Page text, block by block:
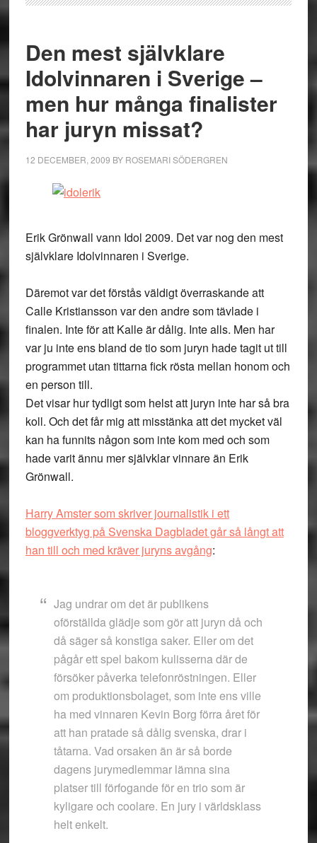
Den mest självklare
Idolvinnaren i Sverige –
men hur många finalister
har juryn missat?
12 DECEMBER, 2009 BY ROSEMARI SÖDERGREN
Erik Grönwall vann Idol 2009. Det var nog den mest
självklare Idolvinnaren i Sverige.
Däremot var det förstås väldigt överraskande att
Calle Kristiansson var den andre som tävlade i
finalen. Inte för att Kalle är dålig. Inte alls. Men har
var ju inte ens bland de tio som juryn hade tagit ut till
programmet utan tittarna fick rösta mellan honom och
en person till.
Det visar hur tydligt som helst att juryn inte har så bra
koll. Och det får mig att misstänka att det mycket väl
kan ha funnits någon som inte kom med och som
hade varit ännu mer självklar vinnare än Erik
Grönwall.
Harry Amster som skriver journalistik i ett
bloggverktyg på Svenska Dagbladet går så långt att
han till och med kräver juryns avgång:
Jag undrar om det är publikens
oförställda glädje som gör att juryn då och
då säger så konstiga saker. Eller om det
pågår ett spel bakom kulisserna där de
försöker påverka telefonröstningen. Eller
om produktionsbolaget, som inte ens ville
ha med vinnaren Kevin Borg förra året för
att han pratade så dålig svenska, drar i
tåtarna. Vad orsaken än är så borde
dagens jurymedlemmar lämna sina
platser till förfogande för en trio som är
kyligare och coolare. En jury i världsklass
helt enkelt.